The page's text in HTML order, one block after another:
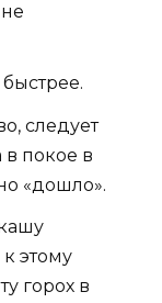
следует
в покое в
«дошло».
к этому
горох в